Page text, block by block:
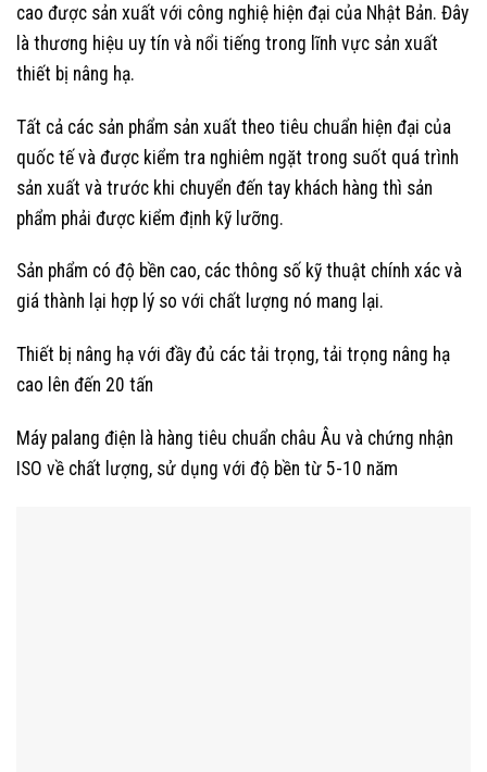
cao được sản xuất với công nghiệ hiện đại của Nhật Bản. Đây
là thương hiệu uy tín và nổi tiếng trong lĩnh vực sản xuất
thiết bị nâng hạ.
Tất cả các sản phẩm sản xuất theo tiêu chuẩn hiện đại của
quốc tế và được kiểm tra nghiêm ngặt trong suốt quá trình
sản xuất và trước khi chuyển đến tay khách hàng thì sản
phẩm phải được kiểm định kỹ lưỡng.
Sản phẩm có độ bền cao, các thông số kỹ thuật chính xác và
giá thành lại hợp lý so với chất lượng nó mang lại.
Thiết bị nâng hạ với đầy đủ các tải trọng, tải trọng nâng hạ
cao lên đến 20 tấn
Máy palang điện là hàng tiêu chuẩn châu Âu và chứng nhận
ISO về chất lượng, sử dụng với độ bền từ 5-10 năm